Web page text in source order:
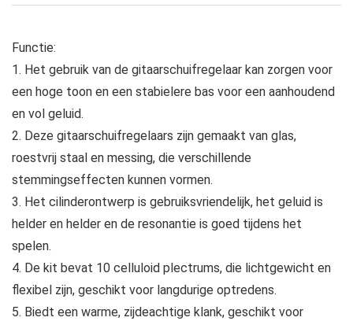
Functie:
1. Het gebruik van de gitaarschuifregelaar kan zorgen voor
een hoge toon en een stabielere bas voor een aanhoudend
en vol geluid.
2. Deze gitaarschuifregelaars zijn gemaakt van glas,
roestvrij staal en messing, die verschillende
stemmingseffecten kunnen vormen.
3. Het cilinderontwerp is gebruiksvriendelijk, het geluid is
helder en helder en de resonantie is goed tijdens het
spelen.
4. De kit bevat 10 celluloid plectrums, die lichtgewicht en
flexibel zijn, geschikt voor langdurige optredens.
5. Biedt een warme, zijdeachtige klank, geschikt voor